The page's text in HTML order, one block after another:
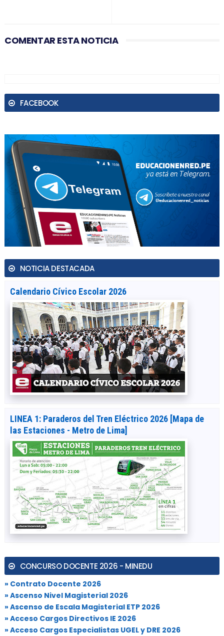
COMENTAR ESTA NOTICIA
FACEBOOK
NOTICIA DESTACADA
Calendario Cívico Escolar 2026
LINEA 1: Paraderos del Tren Eléctrico 2026 [Mapa de
las Estaciones - Metro de Lima]
CONCURSO DOCENTE 2026 - MINEDU
» Contrato Docente 2026
» Ascenso Nivel Magisterial 2026
» Ascenso de Escala Magisterial ETP 2026
» Acceso Cargos Directivos IE 2026
» Acceso Cargos Especialistas UGEL y DRE 2026